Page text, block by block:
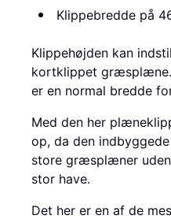
Klippebredde på
Klippehøjden kan
kortklippet græsplæne.
er en normal bredde
Med den her
op, da den
store græsplæner
stor have.
Det her er en af de